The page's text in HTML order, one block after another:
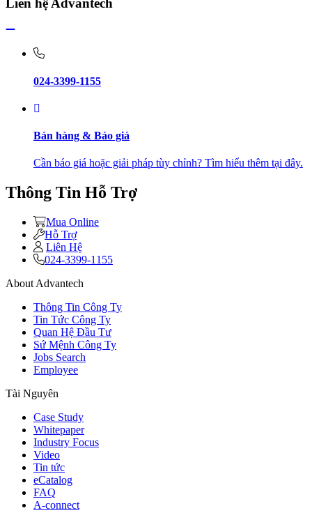
024-3399-1155
Bán hàng & Báo giá
Cần báo giá hoặc giải pháp tùy chỉnh? Tìm hiểu thêm tại đây.
Thông Tin Hỗ Trợ
Mua Online
Hỗ Trợ
Liên Hệ
024-3399-1155
About Advantech
Thông Tin Công Ty
Tin Tức Công Ty
Quan Hệ Đầu Tư
Sứ Mệnh Công Ty
Jobs Search
Employee
Tài Nguyên
Case Study
Whitepaper
Industry Focus
Video
Tin tức
eCatalog
FAQ
A-connect